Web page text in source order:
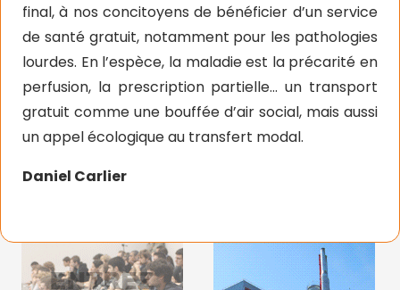
final, à nos concitoyens de bénéficier d’un service
de santé gratuit, notamment pour les pathologies
lourdes. En l’espèce, la maladie est la précarité en
perfusion, la prescription partielle… un transport
gratuit comme une bouffée d’air social, mais aussi
un appel écologique au transfert modal.
Daniel Carlier